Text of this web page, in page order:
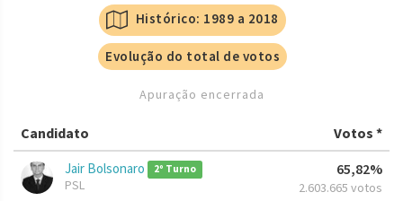
Histórico: 1989 a 2018
Evolução do total de votos
Apuração encerrada
Candidato Votos *
Jair Bolsonaro 2º Turno
PSL
65,82%
2.603.665 votos